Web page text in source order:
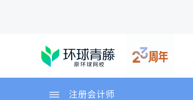
注册会计师